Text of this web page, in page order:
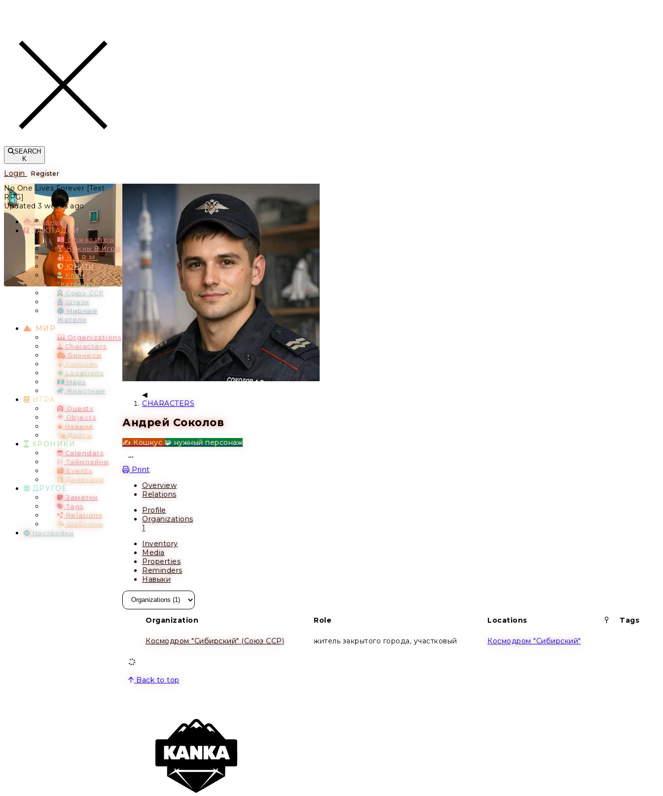
SEARCH
K
Login Register
No One Lives Forever [Text
RPG]
Updated 3 weeks ago
Главная
ЗАКЛАДКИ
Сюжет Игры
Нужны В Игре
H.A.R.M.
ЮНИТИ
Клан
"Катакури"
Союз ССР
Штази
Мирные
Жители
МИР
Organizations
Characters
Бизнесы
Families
Locations
Maps
Животные
ИГРА
Quests
Objects
Навыки
Дайсы
ХРОНИКИ
Calendars
Таймлайны
Events
Дневники
ДРУГОЕ
Заметки
Tags
Relations
Шаблоны
Настройки
CHARACTERS
Андрей Соколов
✍️ Кошкус 🧩 нужный персонаж
Print
Overview
Relations
Profile
Organizations
1
Inventory
Media
Properties
Reminders
Навыки
Organization Role Locations Pinned
Tags
Космодром "Сибирский" (Союз ССР) житель закрытого города, участковый Космодром "Сибирский"
Back to top